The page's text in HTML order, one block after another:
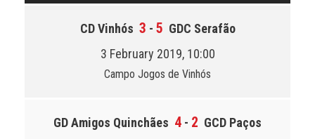
CD Vinhós 3 - 5 GDC Serafão
3 February 2019, 10:00
Campo Jogos de Vinhós
GD Amigos Quinchães 4 - 2 GCD Paços